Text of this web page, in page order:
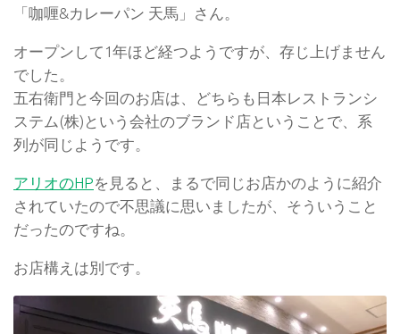
「咖喱&カレーパン 天馬」さん。
オープンして1年ほど経つようですが、存じ上げません
でした。
五右衛門と今回のお店は、どちらも日本レストランシ
ステム(株)という会社のブランド店ということで、系
列が同じようです。
アリオのHPを見ると、まるで同じお店かのように紹介
されていたので不思議に思いましたが、そういうこと
だったのですね。
お店構えは別です。